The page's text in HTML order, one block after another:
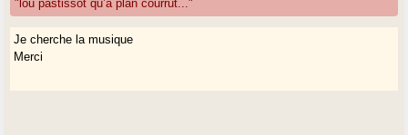
"lou pastissòt qu’a plan courrut..."
Je cherche la musique
Merci